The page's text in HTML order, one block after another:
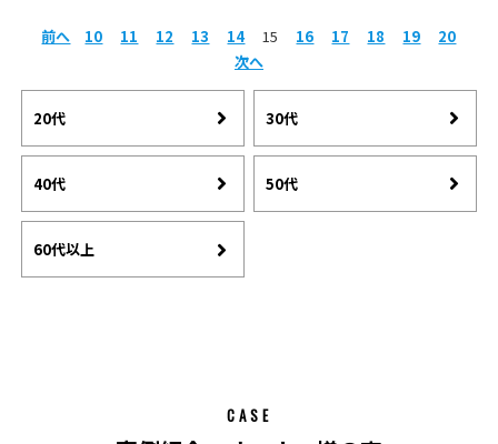
前へ 10 11 12 13 14 15 16 17 18 19
20
次へ
20代 30代
40代 50代
60代以上
CASE